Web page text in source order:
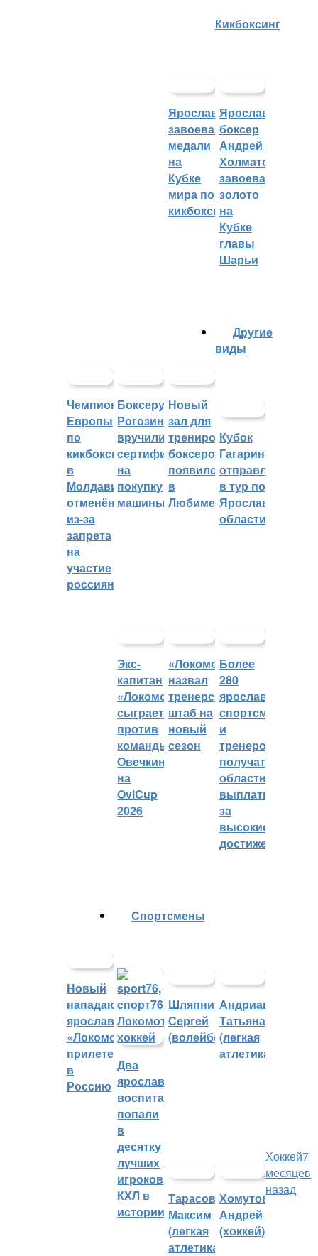
Кикбоксинг
Ярославцы
завоевали
медали
на
Кубке
мира по
кикбоксингу
Ярославский
боксер
Андрей
Холматов
завоевал
золото
на
Кубке
главы
Шарьи
Чемпионат
Европы
по
кикбоксингу
в
Молдавии
отменён
из-за
запрета
на
участие
россиян
Боксеру
Рогозину
вручили
сертификат
на
покупку
машины
Новый
зал для
тренировок
боксеров
появился
в
Любиме
Другие
виды
Кубок
Гагарина
отправляется
в тур по
Ярославской
области
Экс-
капитан
«Локомотива»
сыграет
против
команды
Овечкина
на
OviCup
2026
«Локомотив»
назвал
тренерский
штаб на
новый
сезон
Более
280
ярославских
спортсменов
и
тренеров
получат
областные
выплаты
за
высокие
достижения
Новый
нападающий
ярославского
«Локомотива»
прилетел
в
Россию
Cпортсмены
Два
ярославских
воспитанника
попали
в
десятку
лучших
игроков
КХЛ в
истории
Шляпников
Сергей
(волейбол)
Андрианова
Татьяна
(легкая
атлетика)
Тарасов
Максим
(легкая
атлетика)
Хомутов
Андрей
(хоккей)
Хоккей7
месяцев
назад